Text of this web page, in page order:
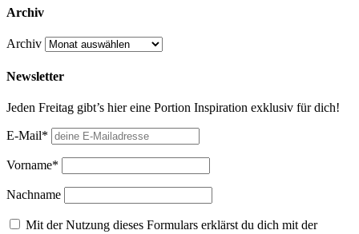
Archiv
Archiv
Newsletter
Jeden Freitag gibt’s hier eine Portion Inspiration exklusiv für dich!
E-Mail*
Vorname*
Nachname
Mit der Nutzung dieses Formulars erklärst du dich mit der